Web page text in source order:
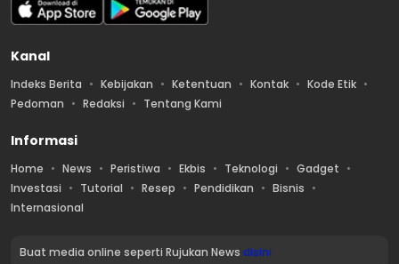
Kanal
Indeks Berita Kebijakan Ketentuan Kontak
Kode Etik
Pedoman
Redaksi Tentang Kami
Informasi
Home News Peristiwa Ekbis Teknologi
Gadget
Investasi
Tutorial Resep Pendidikan
Bisnis
Internasional
Buat media online seperti Rujukan News disini